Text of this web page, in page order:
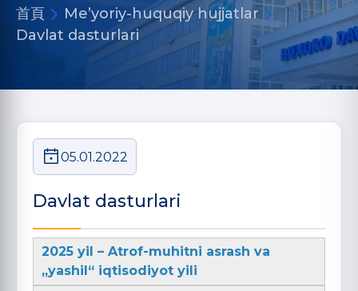
首頁
Me’yoriy-huquqiy hujjatlar
Davlat dasturlari
05.01.2022
Davlat dasturlari
2025 yil – Atrof-muhitni asrash va
„yashil“ iqtisodiyot yili